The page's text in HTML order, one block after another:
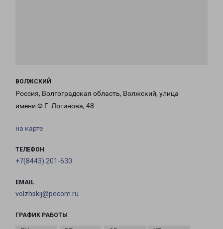
ВОЛЖСКИЙ
Россия, Волгоградская область, Волжский, улица
имени Ф.Г. Логинова, 48
на карте
ТЕЛЕФОН
+7(8443) 201-630
EMAIL
volzhskij@pecom.ru
ГРАФИК РАБОТЫ